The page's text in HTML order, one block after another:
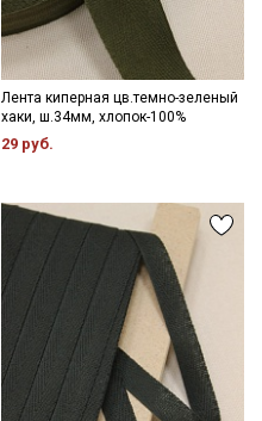
Лента киперная цв.темно-зеленый
хаки, ш.34мм, хлопок-100%
29 руб.